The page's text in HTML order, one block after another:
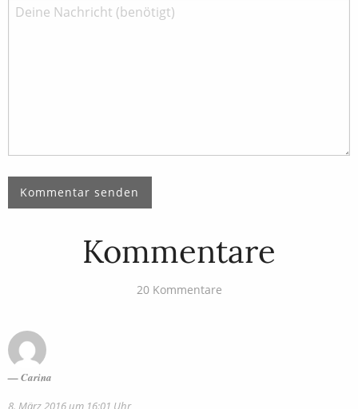
Kommentare
20 Kommentare
Carina
8. März 2016 um 16:01 Uhr